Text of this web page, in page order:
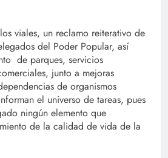
viales, un reclamo reiterativo de
del Poder Popular, así
de parques, servicios
junto a mejoras
de organismos
el universo de tareas, pues
ningún elemento que
de la calidad de vida de la